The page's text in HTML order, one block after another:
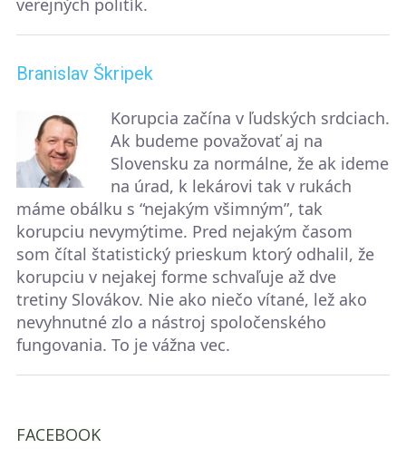
verejných politík.
Branislav Škripek
Korupcia začína v ľudských srdciach.
Ak budeme považovať aj na
Slovensku za normálne, že ak ideme
na úrad, k lekárovi tak v rukách
máme obálku s “nejakým všimným”, tak
korupciu nevymýtime. Pred nejakým časom
som čítal štatistický prieskum ktorý odhalil, že
korupciu v nejakej forme schvaľuje až dve
tretiny Slovákov. Nie ako niečo vítané, lež ako
nevyhnutné zlo a nástroj spoločenského
fungovania. To je vážna vec.
FACEBOOK